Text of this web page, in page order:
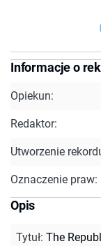
Informacje o
Opiekun:
Redaktor:
Utworzenie
Oznaczenie praw:
Opis
Tytuł: The